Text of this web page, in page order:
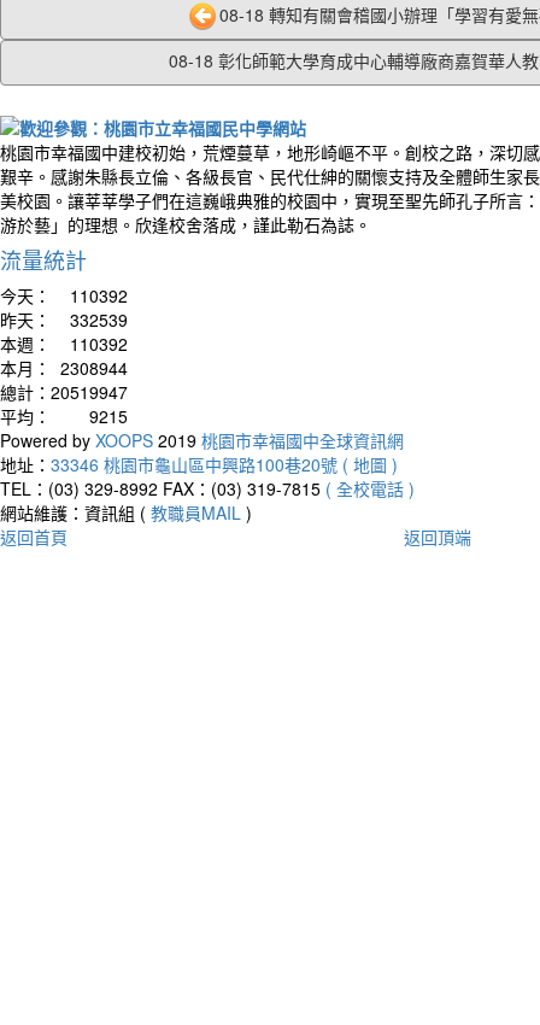
08-18 轉知有關會稽國小辦理「學習有愛
08-18 彰化師範大學育成中心輔導廠商嘉賀華人
桃園市幸福國中建校初始，荒煙蔓草，地形崎嶇不平。創校之路，深切
艱辛。感謝朱縣長立倫、各級長官、民代仕紳的關懷支持及全體師生家
美校園。讓莘莘學子們在這巍峨典雅的校園中，實現至聖先師孔子所言
游於藝」的理想。欣逢校舍落成，謹此勒石為誌。
流量統計
今天：
110392
昨天：
332539
本週：
110392
本月：
2308944
總計： 20519947
平均：
9215
Powered by XOOPS 2019 桃園市幸福國中全球資訊網
地址： 33346 桃園市龜山區中興路100巷20號 ( 地圖 )
TEL：(03) 329-8992 FAX：(03) 319-7815 ( 全校電話 )
網站維護：資訊組 ( 教職員MAIL )
返回首頁
返回頂端